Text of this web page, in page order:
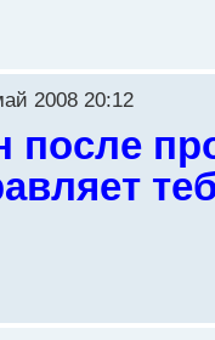
2008 20:12
после